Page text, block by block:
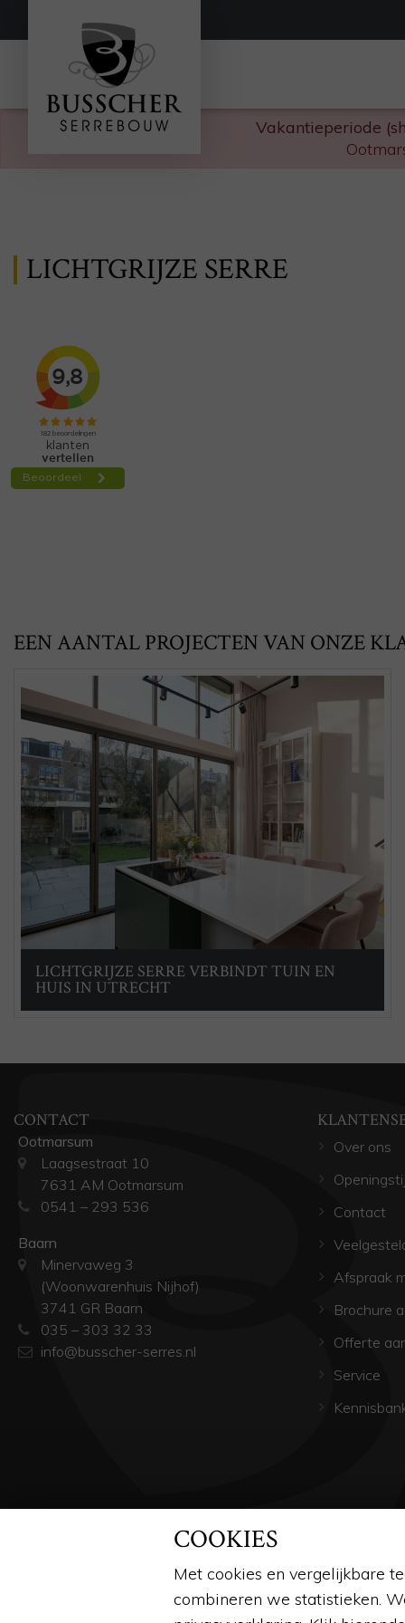
Vakantieperiode
LICHTGRIJZE SERRE
EEN AANTAL PROJECTEN VAN ONZE
LICHTGRIJZE SERRE VERBINDT TUIN EN
HUIS IN UTRECHT
CONTACT
Ootmarsum
Laagsestraat 10
7631 AM Ootmarsum
0541 – 293 536
Baarn
Minervaweg 3
(Woonwarenhuis Nijhof)
3741 GR Baarn
035 – 303 32 33
info@busscher-serres.nl
Over ons
Contact
Afspraak
Brochure
Offerte
Service
COOKIES
Met cookies en vergelijkbare
combineren we statistieken.